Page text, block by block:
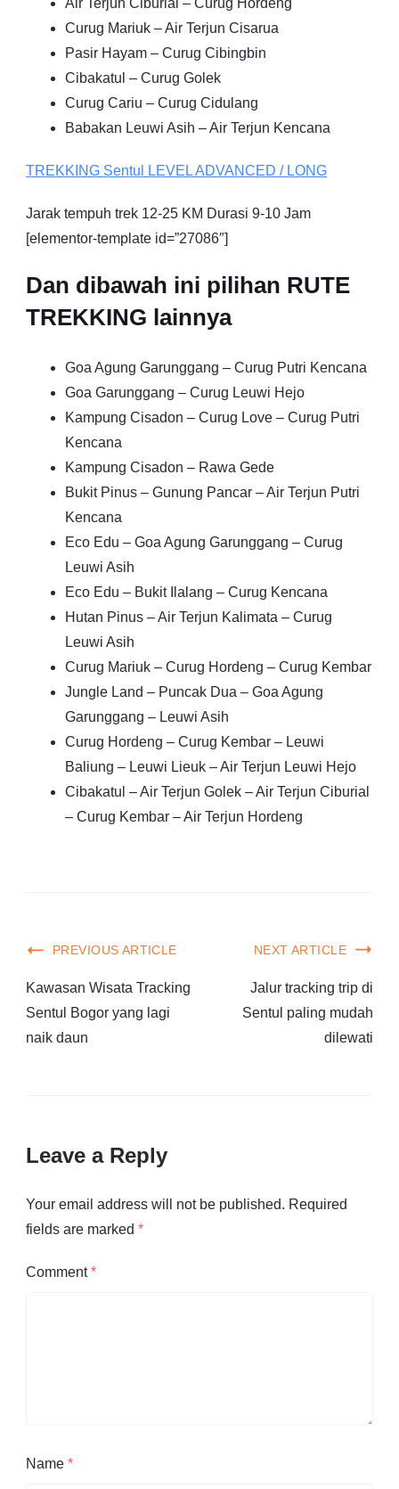
Air Terjun Ciburial – Curug Hordeng
Curug Mariuk – Air Terjun Cisarua
Pasir Hayam – Curug Cibingbin
Cibakatul – Curug Golek
Curug Cariu – Curug Cidulang
Babakan Leuwi Asih – Air Terjun Kencana
TREKKING Sentul LEVEL ADVANCED / LONG
Jarak tempuh trek 12-25 KM Durasi 9-10 Jam
[elementor-template id=”27086″]
Dan dibawah ini pilihan RUTE
TREKKING lainnya
Goa Agung Garunggang – Curug Putri Kencana
Goa Garunggang – Curug Leuwi Hejo
Kampung Cisadon – Curug Love – Curug Putri
Kencana
Kampung Cisadon – Rawa Gede
Bukit Pinus – Gunung Pancar – Air Terjun Putri
Kencana
Eco Edu – Goa Agung Garunggang – Curug
Leuwi Asih
Eco Edu – Bukit Ilalang – Curug Kencana
Hutan Pinus – Air Terjun Kalimata – Curug
Leuwi Asih
Curug Mariuk – Curug Hordeng – Curug Kembar
Jungle Land – Puncak Dua – Goa Agung
Garunggang – Leuwi Asih
Curug Hordeng – Curug Kembar – Leuwi
Baliung – Leuwi Lieuk – Air Terjun Leuwi Hejo
Cibakatul – Air Terjun Golek – Air Terjun Ciburial
– Curug Kembar – Air Terjun Hordeng
PREVIOUS ARTICLE
Kawasan Wisata Tracking
Sentul Bogor yang lagi
naik daun
NEXT ARTICLE
Jalur tracking trip di
Sentul paling mudah
dilewati
Leave a Reply
Your email address will not be published. Required
fields are marked *
Comment*
Name *